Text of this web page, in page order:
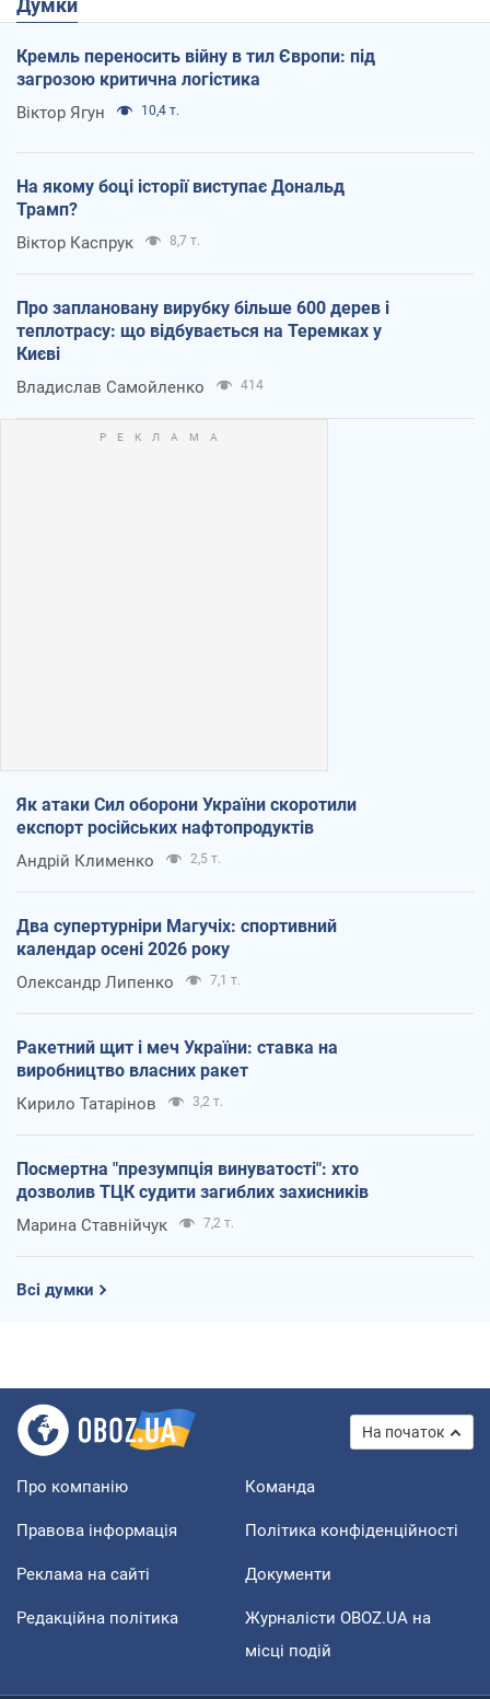
Думки
Кремль переносить війну в тил Європи: під
загрозою критична логістика
Віктор Ягун 10,4 т.
На якому боці історії виступає Дональд
Трамп?
Віктор Каспрук 8,7 т.
Про заплановану вирубку більше 600 дерев і
теплотрасу: що відбувається на Теремках у
Києві
Владислав Самойленко 414
Як атаки Сил оборони України скоротили
експорт російських нафтопродуктів
Андрій Клименко 2,5 т.
Два супертурніри Магучіх: спортивний
календар осені 2026 року
Олександр Липенко 7,1 т.
Ракетний щит і меч України: ставка на
виробництво власних ракет
Кирило Татарінов 3,2 т.
Посмертна "презумпція винуватості": хто
дозволив ТЦК судити загиблих захисників
Марина Ставнійчук 7,2 т.
Всі думки
На початок
Про компанію Команда
Правова інформація Політика конфіденційності
Реклама на сайті Документи
Редакційна політика
Журналісти OBOZ.UA на
місці подій